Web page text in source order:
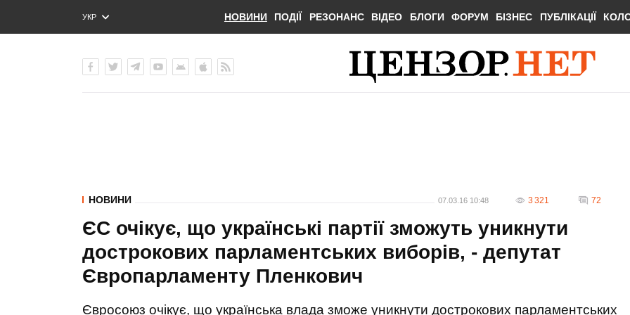
УКР
ENG
НОВИНИ ПОДІЇ РЕЗОНАНС ВІДЕО БЛОГИ ФОРУМ БІЗНЕС ПУБЛІКАЦІЇ
НОВИНИ 07.03.16 10:48 3 321 72
ЄС очікує, що українські партії зможуть уникнути
дострокових парламентських виборів, - депутат
Європарламенту Пленкович
Євросоюз очікує, що українська влада зможе уникнути дострокових парламентських